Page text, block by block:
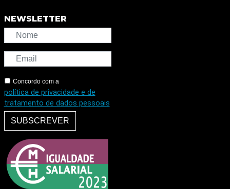
NEWSLETTER
Concordo com a
política de privacidade e de
tratamento de dados pessoais
SUBSCREVER